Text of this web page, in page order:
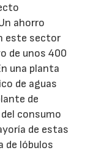
ahorro
este sector
de unos 400
una planta
de aguas
de
consumo
de estas
de lóbulos